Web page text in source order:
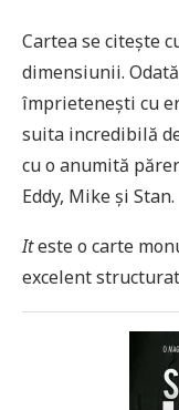
Cartea se citește
dimensiunii.
împrietenești cu
suita incredibilă
cu o anumită
Eddy, Mike și Stan.
Iteste o carte
excelent